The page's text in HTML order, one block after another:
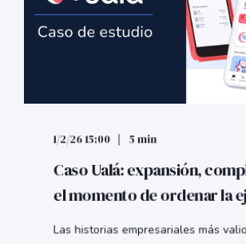
1/2/26 15:00 5 min
Caso Ualá: expansión,
el momento de ordenar la
Las historias empresariales más